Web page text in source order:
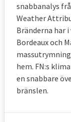
snabbanalys
Weather
Bränderna har
Bordeaux och
hem. FN:s
en snabbare
bränslen.